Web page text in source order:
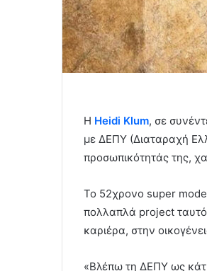
Η Heidi Klum, σε
με ΔΕΠΥ (Διαταραχή
προσωπικότητάς της,
Το 52χρονο super model
πολλαπλά project
καριέρα, στην
«Βλέπω τη ΔΕΠΥ ως